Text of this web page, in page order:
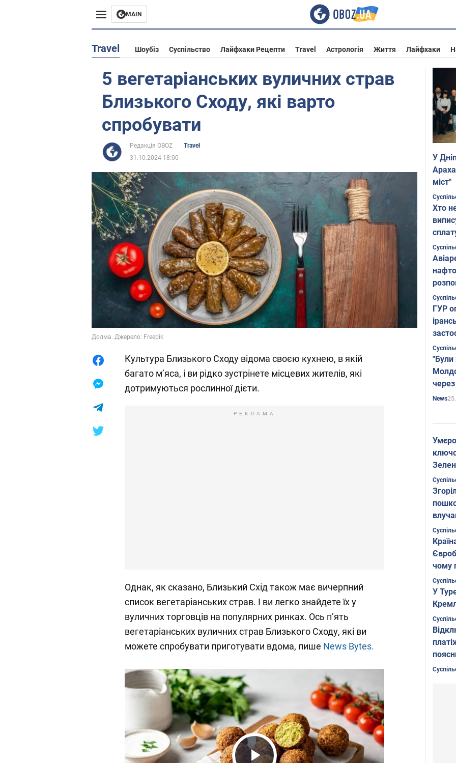
MAIN
Європа
Азія
Життя
Travel Шоубіз Суспільство Лайфхаки Рецепти Travel Астрологія Життя Лайфхаки
5 вегетаріанських вуличних страв
Близького Сходу, які варто
спробувати
Редакція OBOZ
Travel
31.10.2024 18:00
Долма. Джерело: Freepik
Культура Близького Сходу відома своєю кухнею, в якій
багато м’яса, і ви рідко зустрінете місцевих жителів, які
дотримуються рослинної дієти.
РЕКЛАМА
Однак, як сказано, Близький Схід також має вичерпний
список вегетаріанських страв. І ви легко знайдете їх у
вуличних торговців на популярних ринках. Ось п’ять
вегетаріанських вуличних страв Близького Сходу, які ви
можете спробувати приготувати вдома, пише News Bytes.
У
міст"
Хто
ГУР
"Були
News
Фото
чому
У